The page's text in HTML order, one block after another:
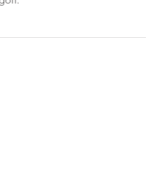
di golf fai attenzione ai